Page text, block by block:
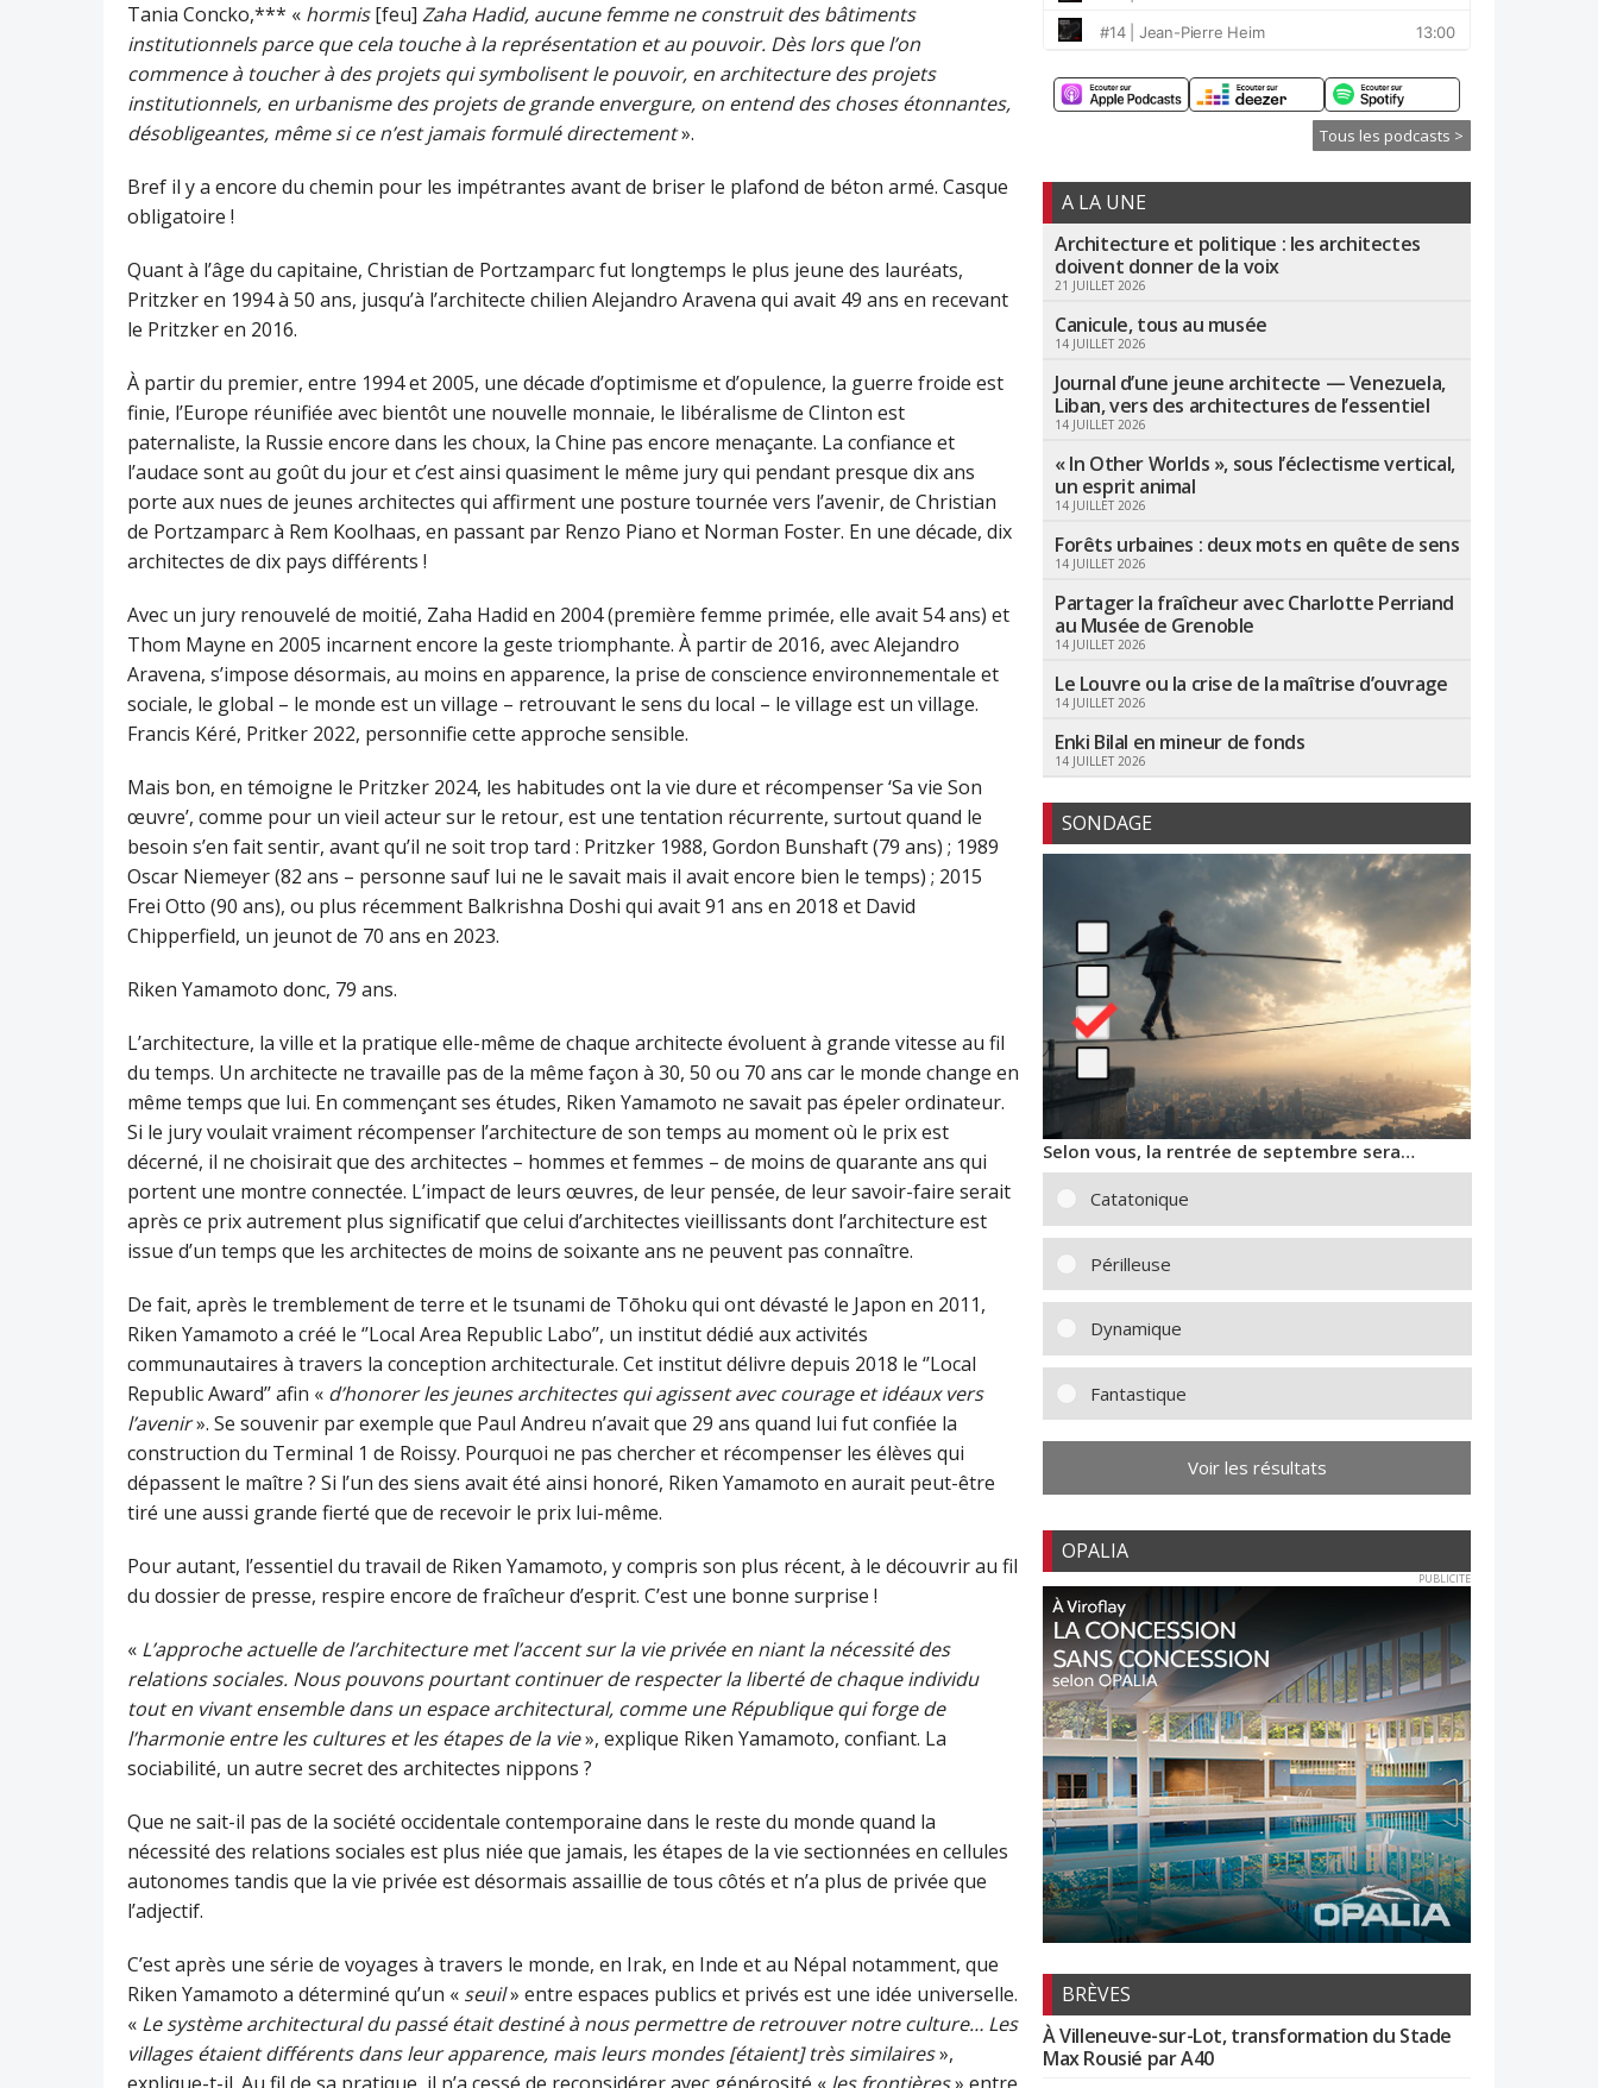
Tania Concko,*** « hormis[feu] Zaha Hadid, aucune femme ne construit des bâtiments
institutionnels parce que cela touche à la représentation et au pouvoir. Dès lors que l’on
commence à toucher à des projets qui symbolisent le pouvoir, en architecture des projets
institutionnels, en urbanisme des projets de grande envergure, on entend des choses étonnantes,
désobligeantes, même si ce n’est jamais formulé directement».
Bref il y a encore du chemin pour les impétrantes avant de briser le plafond de béton armé. Casque
obligatoire !
Quant à l’âge du capitaine, Christian de Portzamparc fut longtemps le plus jeune des lauréats,
Pritzker en 1994 à 50 ans, jusqu’à l’architecte chilien Alejandro Aravena qui avait 49 ans en recevant
le Pritzker en 2016.
À partir du premier, entre 1994 et 2005, une décade d’optimisme et d’opulence, la guerre froide est
finie, l’Europe réunifiée avec bientôt une nouvelle monnaie, le libéralisme de Clinton est
paternaliste, la Russie encore dans les choux, la Chine pas encore menaçante. La confiance et
l’audace sont au goût du jour et c’est ainsi quasiment le même jury qui pendant presque dix ans
porte aux nues de jeunes architectes qui affirment une posture tournée vers l’avenir, de Christian
de Portzamparc à Rem Koolhaas, en passant par Renzo Piano et Norman Foster. En une décade, dix
architectes de dix pays différents !
Avec un jury renouvelé de moitié, Zaha Hadid en 2004 (première femme primée, elle avait 54 ans) et
Thom Mayne en 2005 incarnent encore la geste triomphante. À partir de 2016, avec Alejandro
Aravena, s’impose désormais, au moins en apparence, la prise de conscience environnementale et
sociale, le global – le monde est un village – retrouvant le sens du local – le village est un village.
Francis Kéré, Pritker 2022, personnifie cette approche sensible.
Mais bon, en témoigne le Pritzker 2024, les habitudes ont la vie dure et récompenser ‘Sa vie Son
œuvre’, comme pour un vieil acteur sur le retour, est une tentation récurrente, surtout quand le
besoin s’en fait sentir, avant qu’il ne soit trop tard : Pritzker 1988, Gordon Bunshaft (79 ans) ; 1989
Oscar Niemeyer (82 ans – personne sauf lui ne le savait mais il avait encore bien le temps) ; 2015
Frei Otto (90 ans), ou plus récemment Balkrishna Doshi qui avait 91 ans en 2018 et David
Chipperfield, un jeunot de 70 ans en 2023.
Riken Yamamoto donc, 79 ans.
L’architecture, la ville et la pratique elle-même de chaque architecte évoluent à grande vitesse au fil
du temps. Un architecte ne travaille pas de la même façon à 30, 50 ou 70 ans car le monde change en
même temps que lui. En commençant ses études, Riken Yamamoto ne savait pas épeler ordinateur.
Si le jury voulait vraiment récompenser l’architecture de son temps au moment où le prix est
décerné, il ne choisirait que des architectes – hommes et femmes – de moins de quarante ans qui
portent une montre connectée. L’impact de leurs œuvres, de leur pensée, de leur savoir-faire serait
après ce prix autrement plus significatif que celui d’architectes vieillissants dont l’architecture est
issue d’un temps que les architectes de moins de soixante ans ne peuvent pas connaître.
De fait, après le tremblement de terre et le tsunami de Tōhoku qui ont dévasté le Japon en 2011,
Riken Yamamoto a créé le ‘’Local Area Republic Labo’’, un institut dédié aux activités
communautaires à travers la conception architecturale. Cet institut délivre depuis 2018 le ‘’Local
Republic Award’’ afin « d’honorer les jeunes architectes qui agissent avec courage et idéaux vers
l’avenir». Se souvenir par exemple que Paul Andreu n’avait que 29 ans quand lui fut confiée la
construction du Terminal 1 de Roissy. Pourquoi ne pas chercher et récompenser les élèves qui
dépassent le maître ? Si l’un des siens avait été ainsi honoré, Riken Yamamoto en aurait peut-être
tiré une aussi grande fierté que de recevoir le prix lui-même.
Pour autant, l’essentiel du travail de Riken Yamamoto, y compris son plus récent, à le découvrir au fil
du dossier de presse, respire encore de fraîcheur d’esprit. C’est une bonne surprise !
« L’approche actuelle de l’architecture met l’accent sur la vie privée en niant la nécessité des
relations sociales. Nous pouvons pourtant continuer de respecter la liberté de chaque individu
tout en vivant ensemble dans un espace architectural, comme une République qui forge de
l’harmonie entre les cultures et les étapes de la vie», explique Riken Yamamoto, confiant. La
sociabilité, un autre secret des architectes nippons ?
Que ne sait-il pas de la société occidentale contemporaine dans le reste du monde quand la
nécessité des relations sociales est plus niée que jamais, les étapes de la vie sectionnées en cellules
autonomes tandis que la vie privée est désormais assaillie de tous côtés et n’a plus de privée que
l’adjectif.
C’est après une série de voyages à travers le monde, en Irak, en Inde et au Népal notamment, que
Riken Yamamoto a déterminé qu’un « seuil» entre espaces publics et privés est une idée universelle.
« Le système architectural du passé était destiné à nous permettre de retrouver notre culture… Les
villages étaient différents dans leur apparence, mais leurs mondes [étaient] très similaires»,
Tous les podcasts >
A LA UNE
Architecture et politique : les architectes
doivent donner de la voix
21 JUILLET 2026
Canicule, tous au musée
14 JUILLET 2026
Journal d’une jeune architecte — Venezuela,
Liban, vers des architectures de l’essentiel
14 JUILLET 2026
« In Other Worlds », sous l’éclectisme vertical,
un esprit animal
14 JUILLET 2026
Forêts urbaines : deux mots en quête de sens
14 JUILLET 2026
Partager la fraîcheur avec Charlotte Perriand
au Musée de Grenoble
14 JUILLET 2026
Le Louvre ou la crise de la maîtrise d’ouvrage
14 JUILLET 2026
Enki Bilal en mineur de fonds
14 JUILLET 2026
SONDAGE
Selon vous, la rentrée de septembre sera…
Catatonique
Périlleuse
Dynamique
Fantastique
Voir les résultats
OPALIA
PUBLICITE
BRÈVES
À Villeneuve-sur-Lot, transformation du Stade
Max Rousié par A40